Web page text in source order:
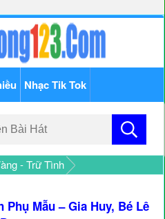
Nhạc Tik Tok
- Trữ Tình
Phụ Mẫu – Gia Huy, Bé Lê